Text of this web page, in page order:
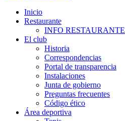
Inicio
Restaurante
INFO RESTAURANTE
El club
Historia
Correspondencias
Portal de transparencia
Instalaciones
Junta de gobierno
Preguntas frecuentes
Código ético
Área deportiva